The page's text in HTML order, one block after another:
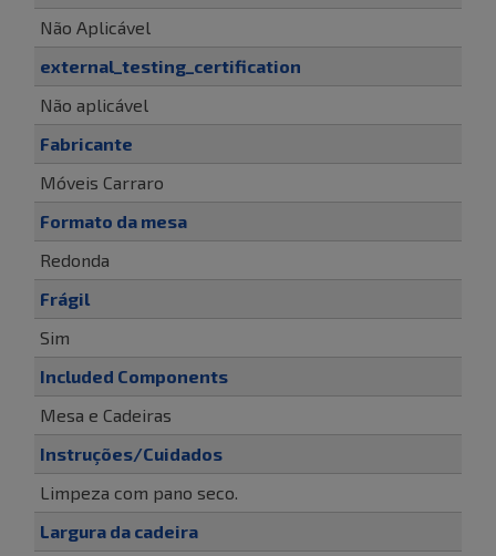
Não Aplicável
external_testing_certification
Não aplicável
Fabricante
Móveis Carraro
Formato da mesa
Redonda
Frágil
Sim
Included Components
Mesa e Cadeiras
Instruções/Cuidados
Limpeza com pano seco.
Largura da cadeira